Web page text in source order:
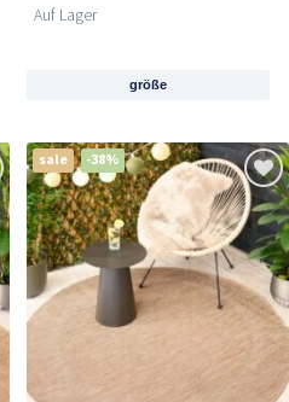
Auf Lager
größe
sale -38%